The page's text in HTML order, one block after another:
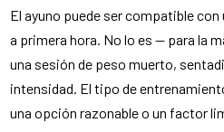
El ayuno puede ser compatible
a primera hora. No lo es — para la
una sesión de peso muerto,
intensidad. El tipo de
una opción razonable o un factor